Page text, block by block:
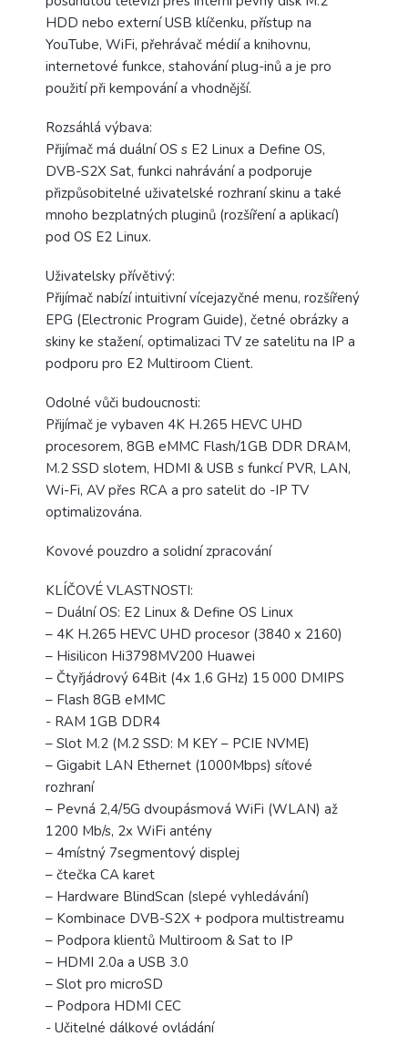
HDD nebo externí USB klíčenku, přístup na
YouTube, WiFi, přehrávač médií a knihovnu,
internetové funkce, stahování plug-inů a je pro
použití při kempování a vhodnější.
Rozsáhlá výbava:
Přijímač má duální OS s E2 Linux a Define OS,
DVB-S2X Sat, funkci nahrávání a podporuje
přizpůsobitelné uživatelské rozhraní skinu a také
mnoho bezplatných pluginů (rozšíření a aplikací)
pod OS E2 Linux.
Uživatelsky přívětivý:
Přijímač nabízí intuitivní vícejazyčné menu, rozšířený
EPG (Electronic Program Guide), četné obrázky a
skiny ke stažení, optimalizaci TV ze satelitu na IP a
podporu pro E2 Multiroom Client.
Odolné vůči budoucnosti:
Přijímač je vybaven 4K H.265 HEVC UHD
procesorem, 8GB eMMC Flash/1GB DDR DRAM,
M.2 SSD slotem, HDMI & USB s funkcí PVR, LAN,
Wi-Fi, AV přes RCA a pro satelit do -IP TV
optimalizována.
Kovové pouzdro a solidní zpracování
KLÍČOVÉ VLASTNOSTI:
– Duální OS: E2 Linux & Define OS Linux
– 4K H.265 HEVC UHD procesor (3840 x 2160)
– Hisilicon Hi3798MV200 Huawei
– Čtyřjádrový 64Bit (4x 1,6 GHz) 15 000 DMIPS
– Flash 8GB eMMC
- RAM 1GB DDR4
– Slot M.2 (M.2 SSD: M KEY – PCIE NVME)
– Gigabit LAN Ethernet (1000Mbps) síťové
rozhraní
– Pevná 2,4/5G dvoupásmová WiFi (WLAN) až
1200 Mb/s, 2x WiFi antény
– 4místný 7segmentový displej
– čtečka CA karet
– Hardware BlindScan (slepé vyhledávání)
– Kombinace DVB-S2X + podpora multistreamu
– Podpora klientů Multiroom & Sat to IP
– HDMI 2.0a a USB 3.0
– Slot pro microSD
– Podpora HDMI CEC
- Učitelné dálkové ovládání